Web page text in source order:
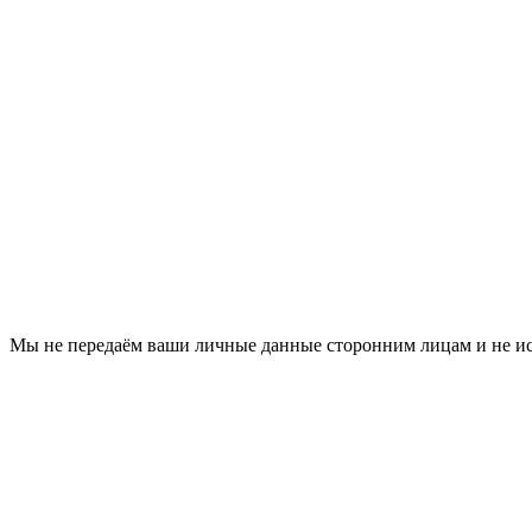
Мы не передаём ваши личные данные сторонним лицам и не